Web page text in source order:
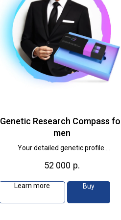
Genetic Research Compass
men
Your detailed genetic profile.
recommended.
52 000 р.
Learn more Buy